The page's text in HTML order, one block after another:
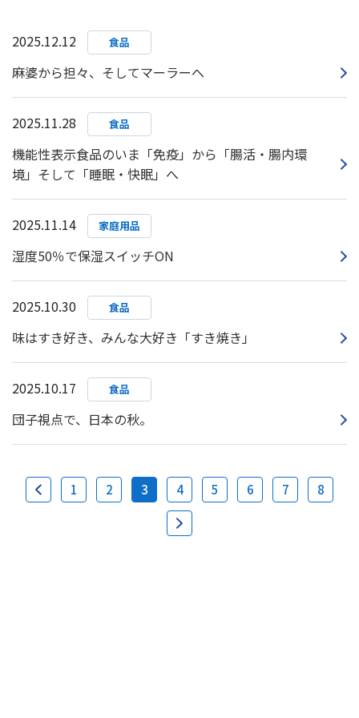
2025.12.12 食品
麻婆から担々、そしてマーラーへ
2025.11.28 食品
機能性表示食品のいま「免疫」から「腸活・腸内環
境」そして「睡眠・快眠」へ
2025.11.14 家庭用品
湿度50％で保湿スイッチON
2025.10.30 食品
味はすき好き、みんな大好き「すき焼き」
2025.10.17 食品
団子視点で、日本の秋。
1 2 3 4 5 6 7 8